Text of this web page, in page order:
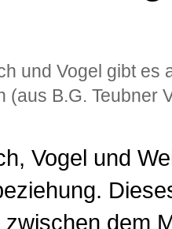
und Vogel gibt es
(aus B.G. Teubner
Vogel und
dem